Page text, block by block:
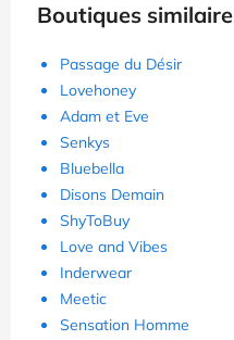
Boutiques
Passage du Désir
Lovehoney
Adam et Eve
Senkys
Bluebella
Disons Demain
ShyToBuy
Love and Vibes
Inderwear
Meetic
Sensation Homme